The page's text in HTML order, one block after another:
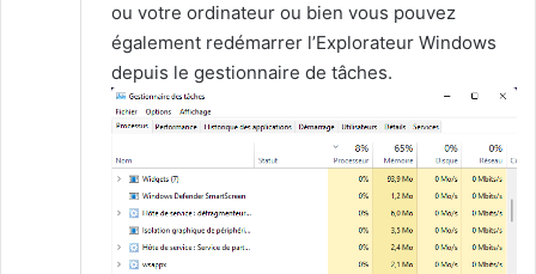
ou votre ordinateur ou bien vous pouvez
également redémarrer l’Explorateur Windows
depuis le gestionnaire de tâches.